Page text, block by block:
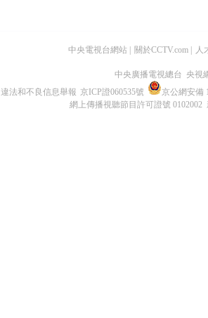
中央電視台網站 關於CCTV.com 人
中央廣播電視總台 央視
違法和不良信息舉報 京ICP證060535號
京公網安備
網上傳播視聽節目許可證號 0102002